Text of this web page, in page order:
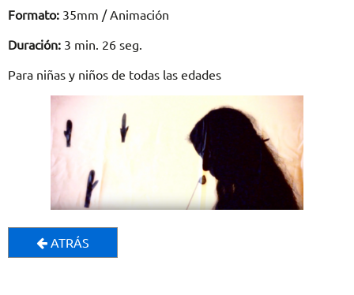
Formato: 35mm / Animación
Duración: 3 min. 26 seg.
Para niñas y niños de todas las edades
ATRÁS